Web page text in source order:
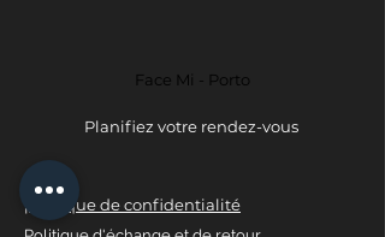
Face Mi - Porto
Planifiez votre rendez-vous
politique de confidentialité